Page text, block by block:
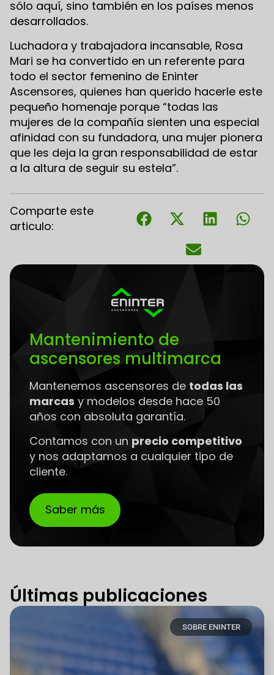
sólo aquí, sino también en los países menos
desarrollados.
Luchadora y trabajadora incansable, Rosa
Mari se ha convertido en un referente para
todo el sector femenino de Eninter
Ascensores, quienes han querido hacerle este
pequeño homenaje porque “todas las
mujeres de la compañía sienten una especial
afinidad con su fundadora, una mujer pionera
que les deja la gran responsabilidad de estar
a la altura de seguir su estela”.
Comparte este
articulo:
Mantenimiento de
ascensores multimarca
Mantenemos ascensores de todas las
marcas y modelos desde hace 50
años con absoluta garantía.
Contamos con un precio competitivo
y nos adaptamos a cualquier tipo de
cliente.
Saber más
Últimas publicaciones
SOBRE ENINTER